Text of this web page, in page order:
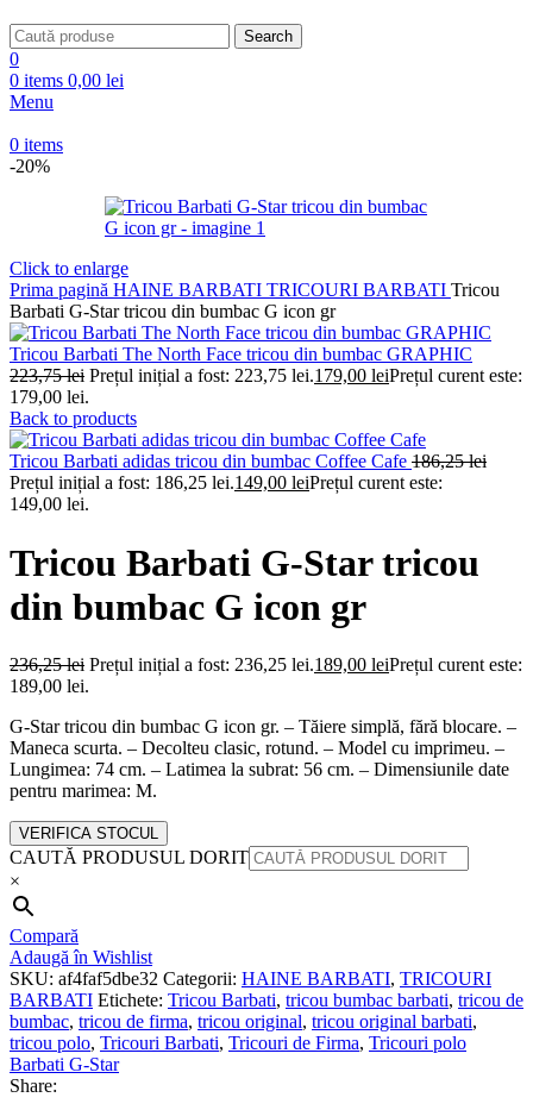
Search
0
0 items 0,00 lei
Menu
0 items
-20%
Click to enlarge
Prima pagină HAINE BARBATI TRICOURI BARBATI Tricou
Barbati G-Star tricou din bumbac G icon gr
Tricou Barbati The North Face tricou din bumbac GRAPHIC
223,75lei Prețul inițial a fost: 223,75 lei.179,00 leiPrețul curent este:
179,00 lei.
Back to products
Tricou Barbati adidas tricou din bumbac Coffee Cafe 186,25lei
Prețul inițial a fost: 186,25 lei.149,00 leiPrețul curent este:
149,00 lei.
Tricou Barbati G-Star tricou
din bumbac G icon gr
236,25lei Prețul inițial a fost: 236,25 lei.189,00 leiPrețul curent este:
189,00 lei.
G-Star tricou din bumbac G icon gr. – Tăiere simplă, fără blocare. –
Maneca scurta. – Decolteu clasic, rotund. – Model cu imprimeu. –
Lungimea: 74 cm. – Latimea la subrat: 56 cm. – Dimensiunile date
pentru marimea: M.
VERIFICA STOCUL
CAUTĂ PRODUSUL DORIT
×
Compară
Adaugă în Wishlist
SKU: af4faf5dbe32 Categorii: HAINE BARBATI, TRICOURI
BARBATI Etichete: Tricou Barbati, tricou bumbac barbati, tricou de
bumbac, tricou de firma, tricou original, tricou original barbati,
tricou polo, Tricouri Barbati, Tricouri de Firma, Tricouri polo
Barbati G-Star
Share: